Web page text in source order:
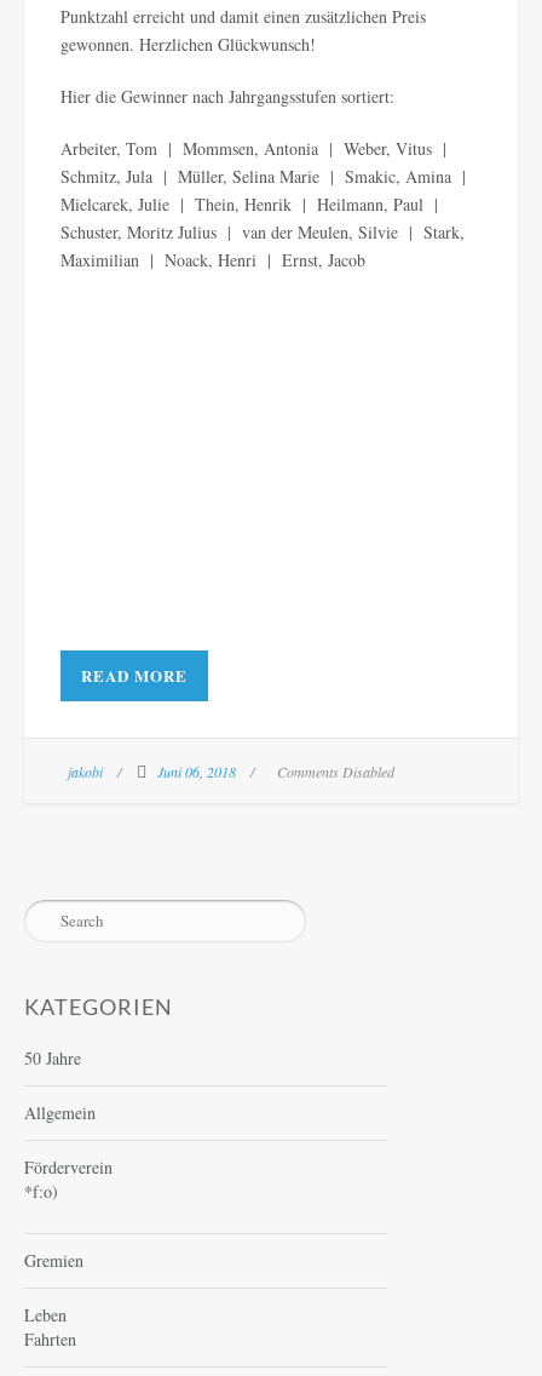
Punktzahl erreicht und damit einen zusätzlichen Preis
gewonnen. Herzlichen Glückwunsch!
Hier die Gewinner nach Jahrgangsstufen sortiert:
Arbeiter, Tom | Mommsen, Antonia | Weber, Vitus |
Schmitz, Jula | Müller, Selina Marie | Smakic, Amina |
Mielcarek, Julie | Thein, Henrik | Heilmann, Paul |
Schuster, Moritz Julius | van der Meulen, Silvie | Stark,
Maximilian | Noack, Henri | Ernst, Jacob
READ MORE
jakobi Juni 06, 2018 Comments Disabled
KATEGORIEN
50 Jahre
Allgemein
Förderverein
*f:o)
Gremien
Leben
Fahrten